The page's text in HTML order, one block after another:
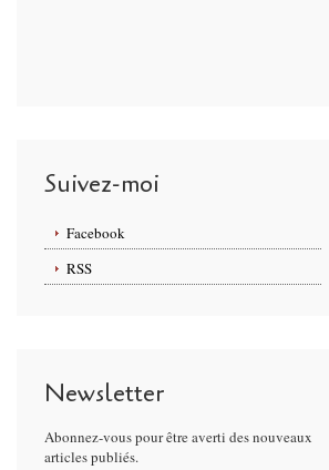
Suivez-moi
Facebook
RSS
Newsletter
Abonnez-vous pour être averti des nouveaux
articles publiés.